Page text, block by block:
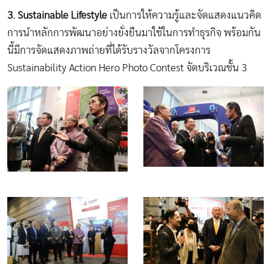
3. Sustainable Lifestyle เป็นการให้ความรู้และจัดแสดงแนวคิด
การนำหลักการพัฒนาอย่างยั่งยืนมาใช้ในการทำธุรกิจ พร้อมกัน
นี้มีการจัดแสดงภาพถ่ายที่ได้รับรางวัลจากโครงการ
Sustainability Action Hero Photo Contest จัดบริเวณชั้น 3